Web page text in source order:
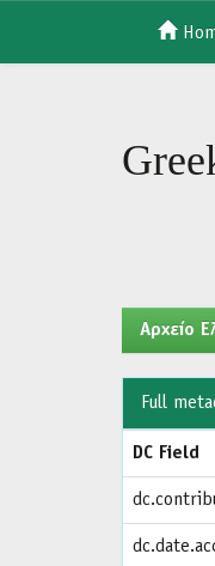
Aρχείο
Full
DC Field